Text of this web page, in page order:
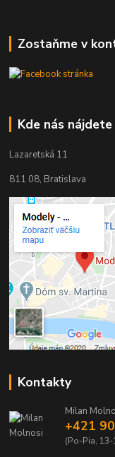
Zostaňme v
Kde nás nájdete
Lazaretská 11
811 08, Bratislava
Kontakty
Milan
+421
(Po-Pia,